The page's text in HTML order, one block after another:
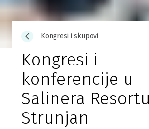
Kongresi i skupovi
Kongresi i
konferencije u
Salinera Resortu
Strunjan